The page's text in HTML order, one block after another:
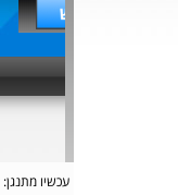
עכשיו מתנגן: